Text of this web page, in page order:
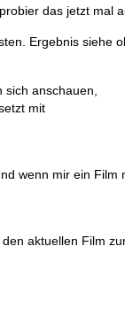
das jetzt mal
Ergebnis siehe
anschauen,
mit
wenn mir ein Film
aktuellen Film